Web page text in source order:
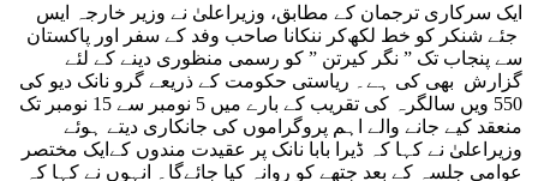
ایک سرکاری ترجمان کے مطابق، وزیراعلیٰ نے وزیر خارجہ ایس
جئے شنکر کو خط لکھ‌کر ننکانا صاحب وفد کے سفر اور پاکستان
سے پنجاب تک ” نگر کیرتن ” کو رسمی منظوری دینے کے لئے
گزارش بھی کی ہے۔ ریاستی حکومت کے ذریعے گرو نانک دیو کی
550 ویں سالگرہ کی تقریب کے بارے میں 5 نومبر سے 15 نومبر تک
منعقد کیے جانے والے اہم پروگراموں کی جانکاری دیتے ہوئے
وزیراعلیٰ نے کہا کہ ڈیرا بابا نانک پر عقیدت مندوں کےایک مختصر
عوامی جلسہ کے بعد جتھے کو روانہ کیا جائے‌گا۔ انہوں نے کہا کہ